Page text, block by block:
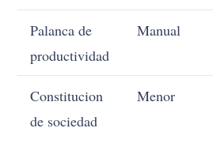
Palanca de
productividad
Manual
Constitucion
de sociedad
Menor